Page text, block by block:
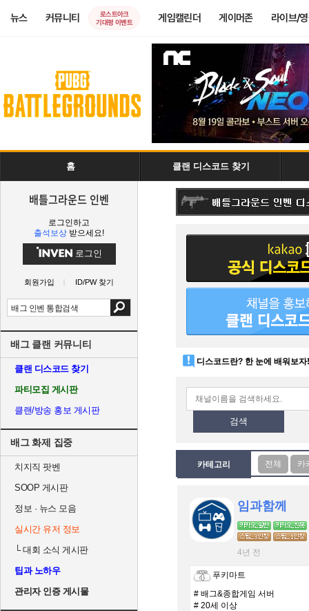
뉴스 커뮤니티
로스트아크
기대평 이벤트
게임캘린더 게이머존 라이브/
홈 클랜 디스코드 찾기
배틀그라운드 인벤
로그인하고
출석보상 받으세요!
로그인
회원가입 ID/PW 찾기
배그 클랜 커뮤니티
클랜 디스코드 찾기
파티모집 게시판
클랜/방송 홍보 게시판
배그 화제 집중
치지직 팟벤
SOOP 게시판
정보 · 뉴스 모음
실시간 유저 정보
└대회 소식 게시판
팁과 노하우
관리자 인증 게시물
디스코드란? 한 눈에 배워보자!
검색
카테고리
임과함께
4년 전
푸키마트
# 배그&종합게임 서버
# 20세 이상